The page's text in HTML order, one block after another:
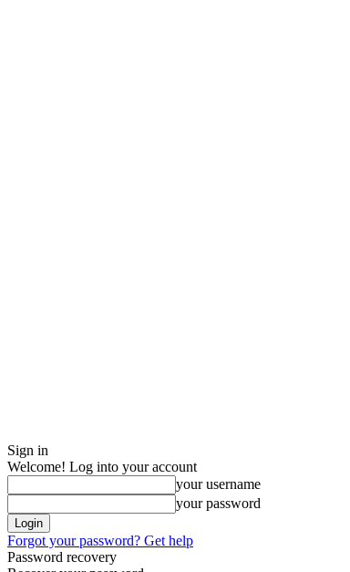
Sign in
Welcome! Log into your account
your username
your password
Forgot your password? Get help
Password recovery